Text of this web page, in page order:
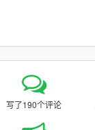
写了190个评论